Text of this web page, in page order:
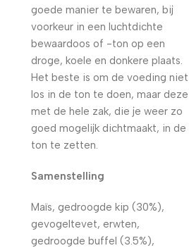
goede manier te bewaren, bij
voorkeur in een luchtdichte
bewaardoos of -ton op een
droge, koele en donkere plaats.
Het beste is om de voeding niet
los in de ton te doen, maar deze
met de hele zak, die je weer zo
goed mogelijk dichtmaakt, in de
ton te zetten.
Samenstelling
Maïs, gedroogde kip (30%),
gevogeltevet, erwten,
gedroogde buffel (3.5%),